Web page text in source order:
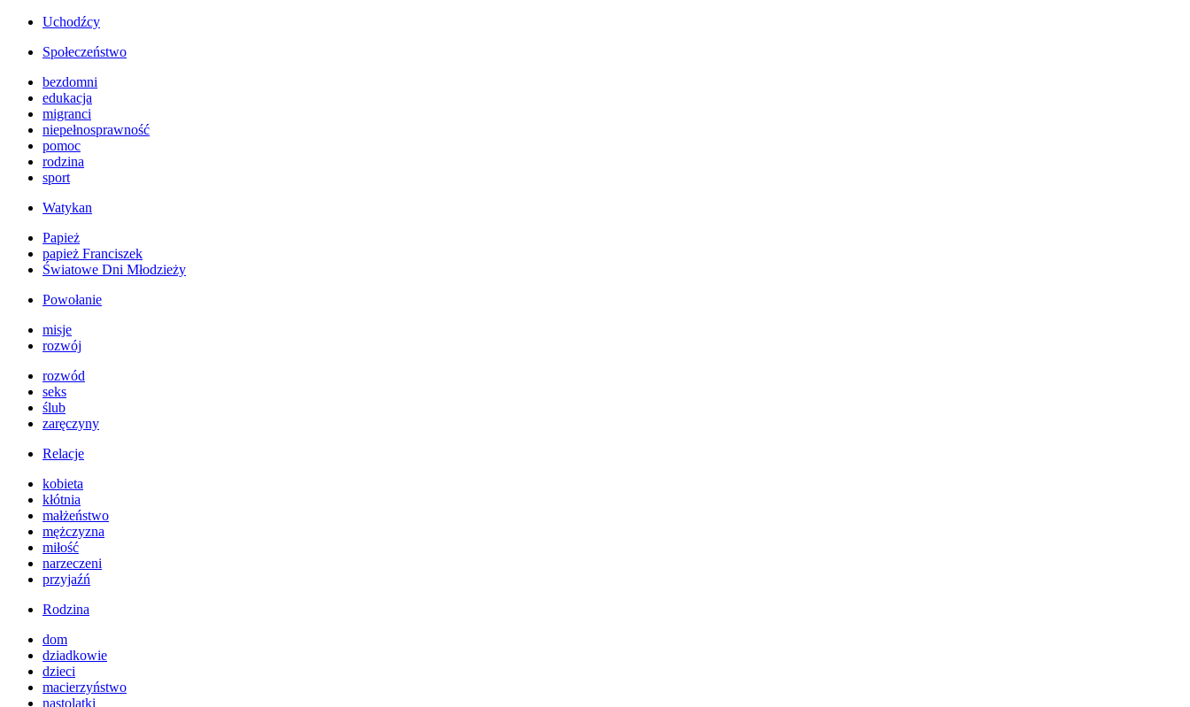
Uchodźcy
Społeczeństwo
bezdomni
edukacja
migranci
niepełnosprawność
pomoc
rodzina
sport
Watykan
Papież
papież Franciszek
Światowe Dni Młodzieży
Powołanie
misje
rozwój
rozwód
seks
ślub
zaręczyny
Relacje
kobieta
kłótnia
małżeństwo
mężczyzna
miłość
narzeczeni
przyjaźń
Rodzina
dom
dziadkowie
dzieci
macierzyństwo
nastolatki